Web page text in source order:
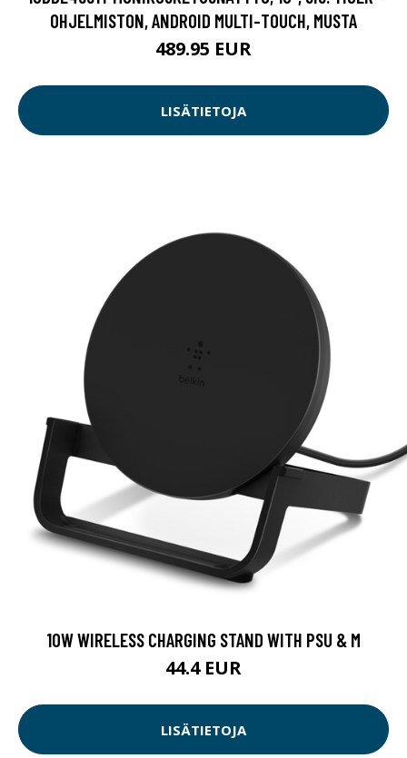
OHJELMISTON, ANDROID MULTI-TOUCH, MUSTA
489.95 EUR
LISÄTIETOJA
10W WIRELESS CHARGING STAND WITH PSU & M
44.4 EUR
LISÄTIETOJA